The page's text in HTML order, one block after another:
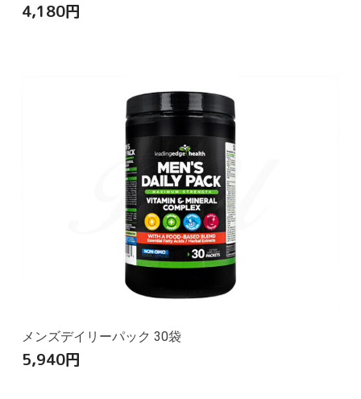
4,180円
メンズデイリーパック 30袋
5,940円